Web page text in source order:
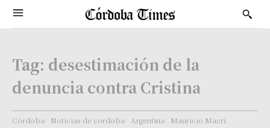
Tag: desestimación de la
denuncia contra Cristina
Córdoba Noticias de cordoba Argentina
Mauricio Macri